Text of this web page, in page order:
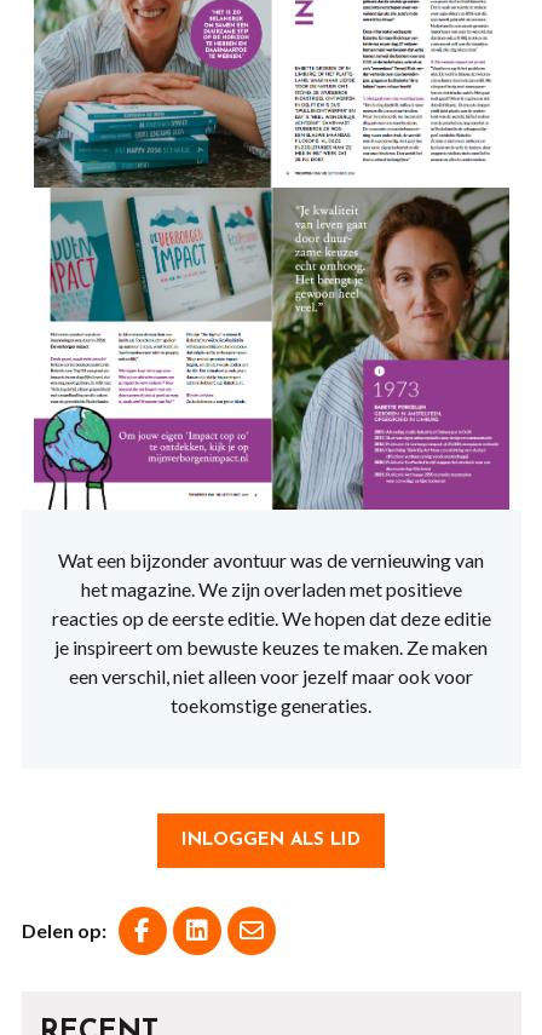
Wat een bijzonder avontuur was de vernieuwing van
het magazine. We zijn overladen met positieve
reacties op de eerste editie. We hopen dat deze editie
je inspireert om bewuste keuzes te maken. Ze maken
een verschil, niet alleen voor jezelf maar ook voor
toekomstige generaties.
INLOGGEN ALS LID
Delen op: